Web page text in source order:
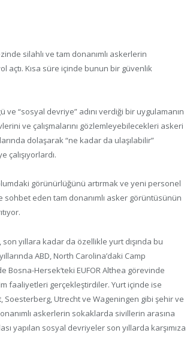
silahlı ve tam donanımlı askerlerin
açtı. Kısa süre içinde bunun bir güvenlik
“sosyal devriye” adını verdiği bir uygulamanın
ve çalışmalarını gözlemleyebilecekleri askeri
dolaşarak “ne kadar da ulaşılabilir”
çalışıyorlardı.
görünürlüğünü artırmak ve yeni personel
sohbet eden tam donanımlı asker görüntüsünün
yıllara kadar da özellikle yurt dışında bu
ABD, North Carolina’daki Camp
Bosna-Hersek’teki EUFOR Althea görevinde
faaliyetleri gerçekleştirdiler. Yurt içinde ise
Utrecht ve Wageningen gibi şehir ve
askerlerin sokaklarda sivillerin arasına
yapılan sosyal devriyeler son yıllarda karşımıza